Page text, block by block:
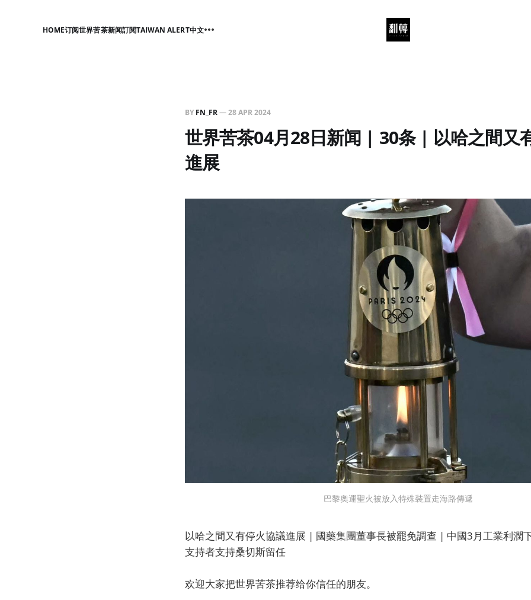
HOME订阅世界苦茶新闻訂閱TAIWAN ALERT中文
BY FN_FR—28 APR 2024
世界苦茶04月28日新闻 | 30条 | 以哈之間又
進展
巴黎奧運聖火被放入特殊裝置走海路傳遞
以哈之間又有停火協議進展 | 國藥集團董事長被罷免調查 | 中國3月工業利潤
支持者支持桑切斯留任
欢迎大家把世界苦茶推荐给你信任的朋友。